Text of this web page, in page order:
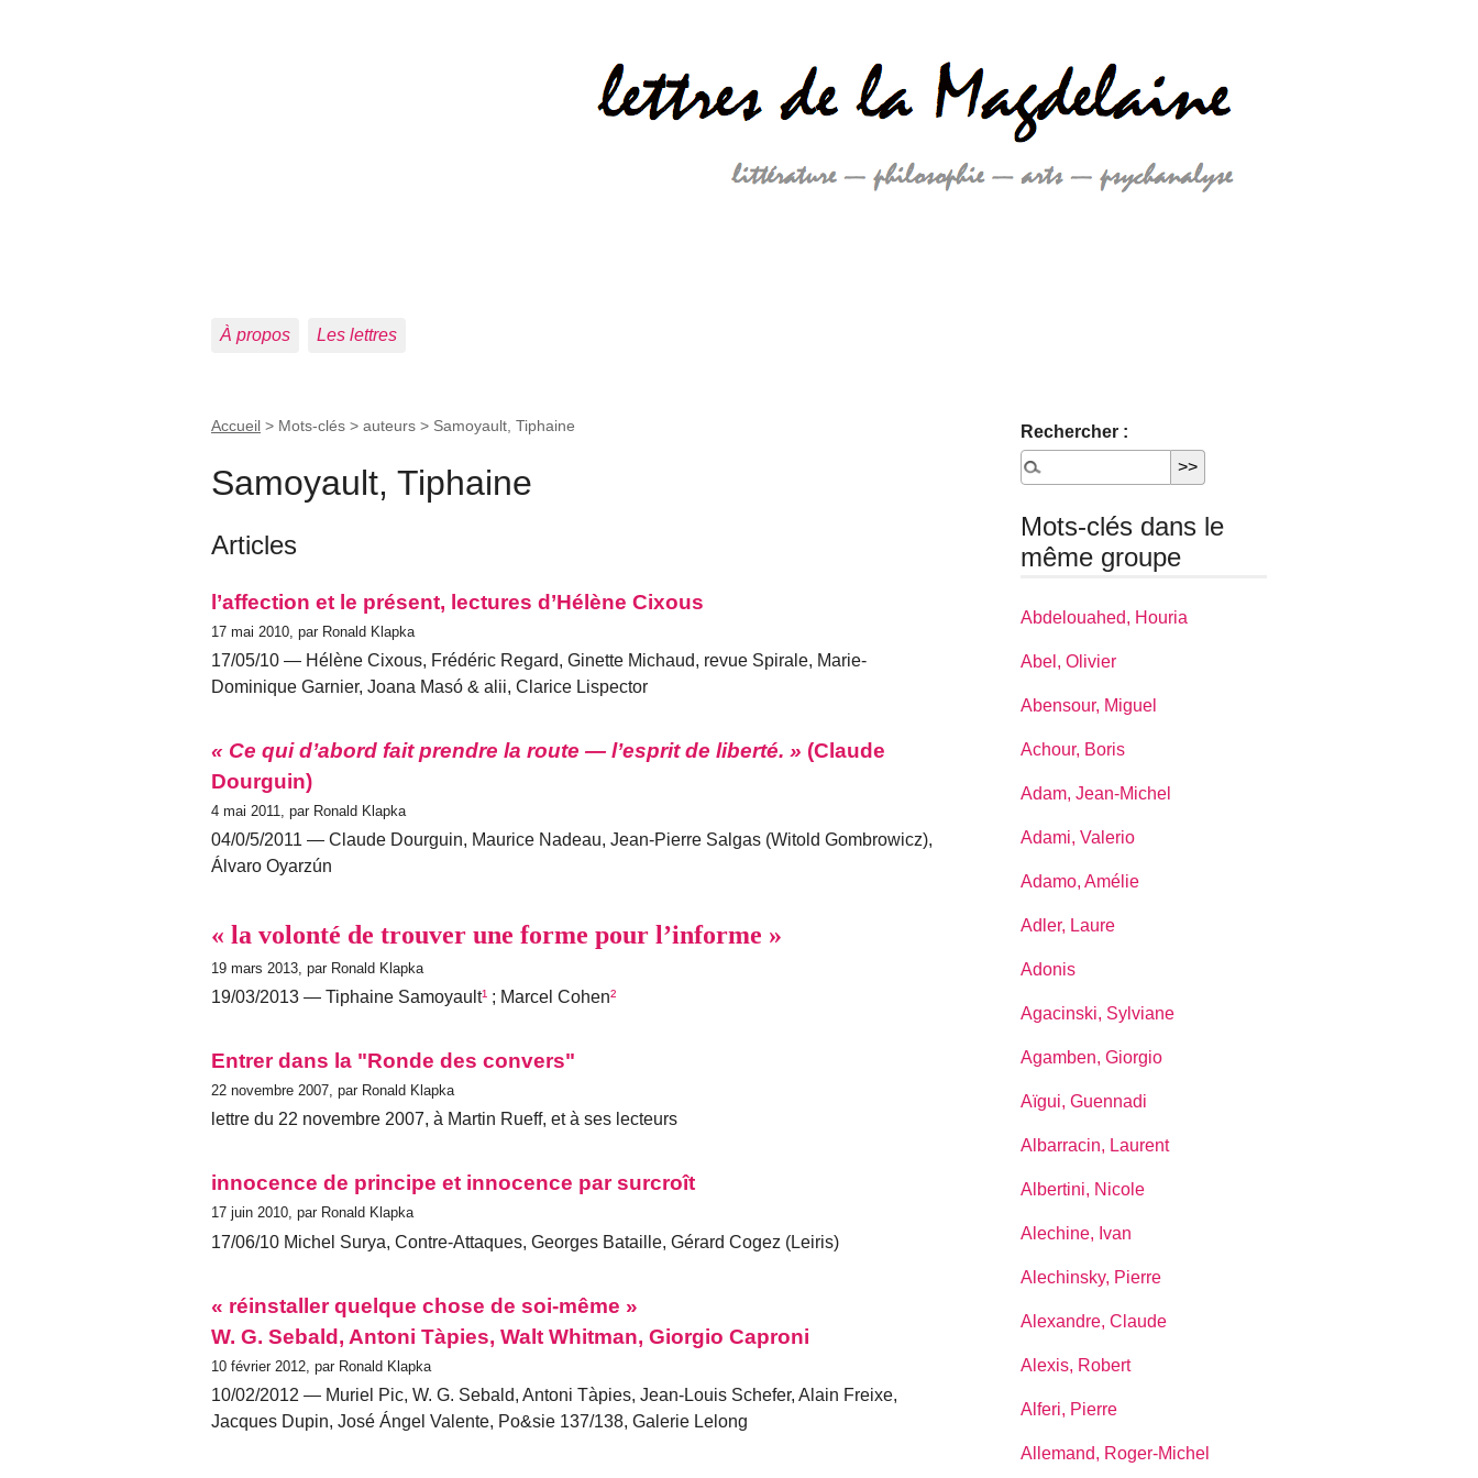
À propos Les lettres
Accueil > Mots-clés > auteurs > Samoyault, Tiphaine
Samoyault, Tiphaine
Articles
l’affection et le présent, lectures d’Hélène Cixous
17 mai 2010, par Ronald Klapka
17/05/10 — Hélène Cixous, Frédéric Regard, Ginette Michaud, revue Spirale, Marie-
Dominique Garnier, Joana Masó & alii, Clarice Lispector
« Ce qui d’abord fait prendre la route — l’esprit de liberté. » (Claude
Dourguin)
4 mai 2011, par Ronald Klapka
04/0/5/2011 — Claude Dourguin, Maurice Nadeau, Jean-Pierre Salgas (Witold Gombrowicz),
Álvaro Oyarzún
« la volonté de trouver une forme pour l’informe »
19 mars 2013, par Ronald Klapka
19/03/2013 — Tiphaine Samoyault¹ ; Marcel Cohen²
Entrer dans la "Ronde des convers"
22 novembre 2007, par Ronald Klapka
lettre du 22 novembre 2007, à Martin Rueff, et à ses lecteurs
innocence de principe et innocence par surcroît
17 juin 2010, par Ronald Klapka
17/06/10 Michel Surya, Contre-Attaques, Georges Bataille, Gérard Cogez (Leiris)
« réinstaller quelque chose de soi-même »
W. G. Sebald, Antoni Tàpies, Walt Whitman, Giorgio Caproni
10 février 2012, par Ronald Klapka
10/02/2012 — Muriel Pic, W. G. Sebald, Antoni Tàpies, Jean-Louis Schefer, Alain Freixe,
Jacques Dupin, José Ángel Valente, Po&sie 137/138, Galerie Lelong
Rechercher :
Mots-clés dans le
même groupe
Abdelouahed, Houria
Abel, Olivier
Abensour, Miguel
Achour, Boris
Adam, Jean-Michel
Adami, Valerio
Adamo, Amélie
Adler, Laure
Adonis
Agacinski, Sylviane
Agamben, Giorgio
Aïgui, Guennadi
Albarracin, Laurent
Albertini, Nicole
Alechine, Ivan
Alechinsky, Pierre
Alexandre, Claude
Alexis, Robert
Alferi, Pierre
Allemand, Roger-Michel